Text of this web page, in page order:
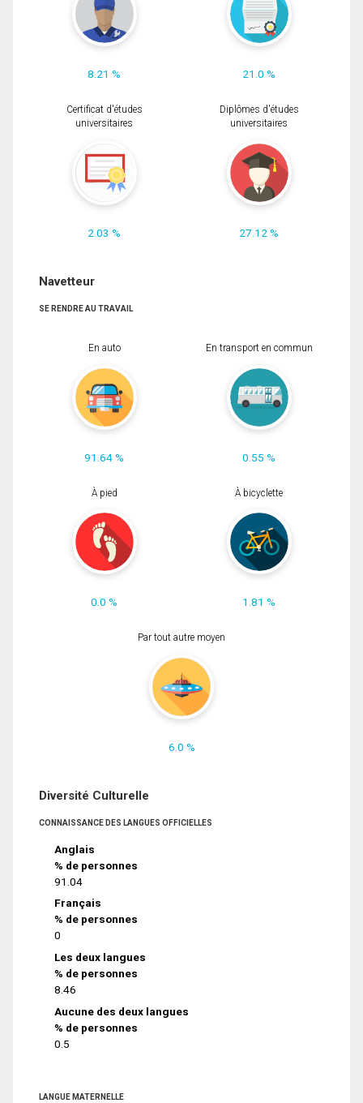
8.21 % 21.0 %
Certificat d'études
universitaires
2.03 %
Diplômes d'études
universitaires
27.12 %
Navetteur
SE RENDRE AU TRAVAIL
En auto
91.64 %
En transport en commun
0.55 %
À pied
0.0 %
À bicyclette
1.81 %
Par tout autre moyen
6.0 %
Diversité Culturelle
CONNAISSANCE DES LANGUES OFFICIELLES
Anglais
% de personnes
91.04
Français
% de personnes
0
Les deux langues
% de personnes
8.46
Aucune des deux langues
% de personnes
0.5
LANGUE MATERNELLE